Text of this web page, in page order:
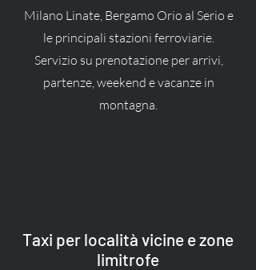
Milano Linate, Bergamo Orio al Serio e
le principali stazioni ferroviarie.
Servizio su prenotazione per arrivi,
partenze, weekend e vacanze in
montagna.
Taxi per località vicine e zone
limitrofe